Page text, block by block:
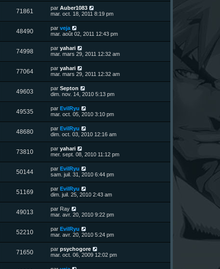
e
s
a
g
e
r
m
e
s
s
a
g
e
u
s
i
e
r
m
e
s
s
a
g
e
71861
u
s
D
e
i
e
r
m
e
s
s
a
g
e
par Auber1083
mar. oct. 18, 2011 8:19 pm
48490V
u
s
D
e
i
e
r
m
e
s
s
a
g
e
par veja
mar. août 02, 2011 12:43 pm
74998V
u
s
D
e
i
e
r
m
e
s
s
a
g
e
par yahari
mar. mars 29, 2011 12:32 am
77064V
u
s
D
e
i
e
r
m
e
s
s
a
g
e
par yahari
mar. mars 29, 2011 12:32 am
49603V
u
s
D
e
i
e
r
m
e
s
s
a
g
e
par Septon
dim. nov. 14, 2010 5:13 pm
49535V
u
s
D
e
i
e
r
m
e
s
s
a
g
e
par EvilRyu
mar. oct. 05, 2010 3:10 pm
48680V
u
s
D
e
i
e
r
m
e
s
s
a
g
e
par EvilRyu
dim. oct. 03, 2010 12:16 am
73810V
u
s
D
e
i
e
r
m
e
s
s
a
g
e
par yahari
mer. sept. 08, 2010 11:12 pm
50144V
u
s
D
e
i
e
r
m
e
s
s
a
g
e
par EvilRyu
sam. juil. 31, 2010 6:44 pm
51169V
u
s
D
e
i
e
r
m
e
s
s
a
g
e
par EvilRyu
dim. juil. 25, 2010 2:43 am
49013V
u
s
D
e
i
e
r
m
e
s
s
par Ray
mar. avr. 20, 2010 9:22 pm
52210V
u
D
e
i
e
r
par EvilRyu
mar. avr. 20, 2010 5:24 pm
71650V
u
D
e
par psychogore
mar. oct. 06, 2009 12:02 pm